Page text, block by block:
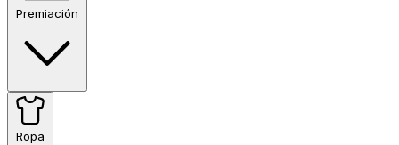
Premiación
Ropa